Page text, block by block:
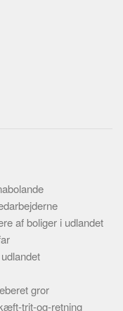
af boliger i udlandet
gror
trit-og-retning